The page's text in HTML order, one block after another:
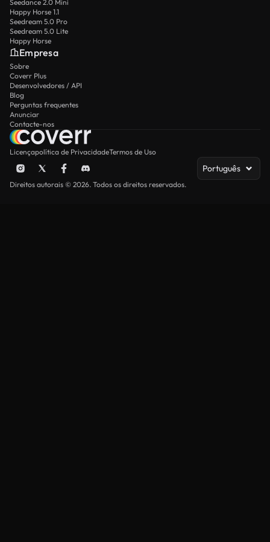
Seedance 2.0 Mini
Happy Horse 1.1
Seedream 5.0 Pro
Seedream 5.0 Lite
Happy Horse
Empresa
Sobre
Coverr Plus
Desenvolvedores / API
Blog
Perguntas frequentes
Anunciar
Contacte-nos
Licençapolítica de PrivacidadeTermos de Uso
Português
Direitos autorais © 2026. Todos os direitos reservados.